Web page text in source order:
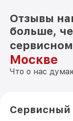
Отзывы
больше,
Москве
Что о нас
Сервисный